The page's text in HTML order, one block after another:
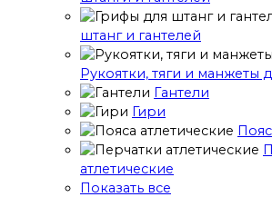
штанг и гантелей
Рукоятки, тяги и манжеты
Гантели
Гири
атлетические
Показать все